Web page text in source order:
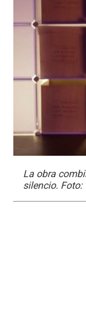
La obra
silencio. Foto: